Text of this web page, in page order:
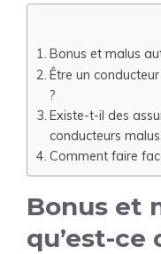
Bonus et malus
Être un
?
Existe-t-il des
conducteurs
Comment faire
Bonus et
qu’est-ce